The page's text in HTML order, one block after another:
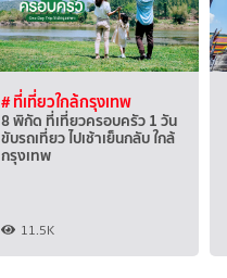
# ที่เที่ยวใกล้กรุงเทพ
8 พิกัด ที่เที่ยวครอบครัว 1 วัน
ขับรถเที่ยว ไปเช้าเย็นกลับ ใกล้
กรุงเทพ
11.5K